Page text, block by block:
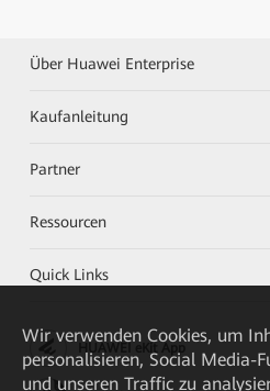
Über Huawei Enterprise
Kaufanleitung
Partner
Ressourcen
Quick Links
HUAWEI eKit App
Wir verwenden Cookies, um
personalisieren, Social Media-
und unseren Traffic zu